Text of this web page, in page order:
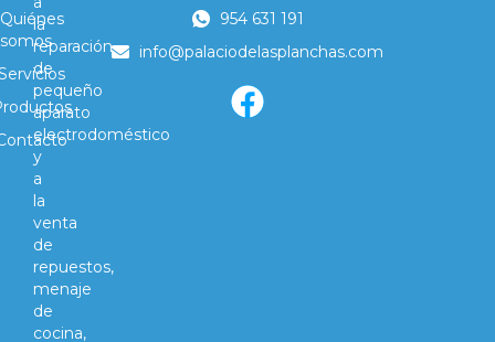
la
reparación
de
pequeño
aparato
electrodoméstico
y
a
la
venta
de
repuestos,
menaje
de
cocina,
Quiénes
somos
954 631 191
info@palaciodelasplanchas.com